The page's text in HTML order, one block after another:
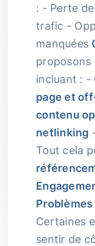
: - Perte
trafic -
manquées
proposons
incluant : -
page et
contenu
netlinking
Tout cela
Certaines
sentir de